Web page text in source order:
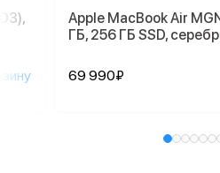
Apple MacBook Air
ГБ, 256 ГБ SSD,
69 990₽